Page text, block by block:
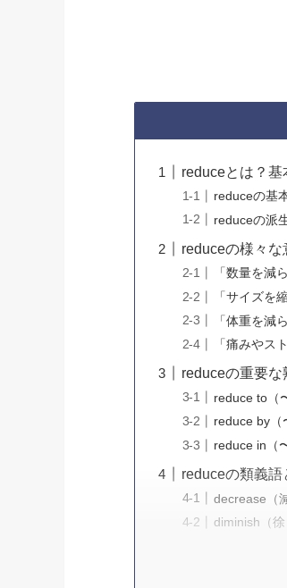
reduceとは？
reduceの基
reduceの派
reduceの様々な
「数量を減
「サイズを
「体重を減
「痛みやス
reduceの重要
reduce to（
reduce by（
reduce in（
reduceの類義語
decrease（
diminish（徐